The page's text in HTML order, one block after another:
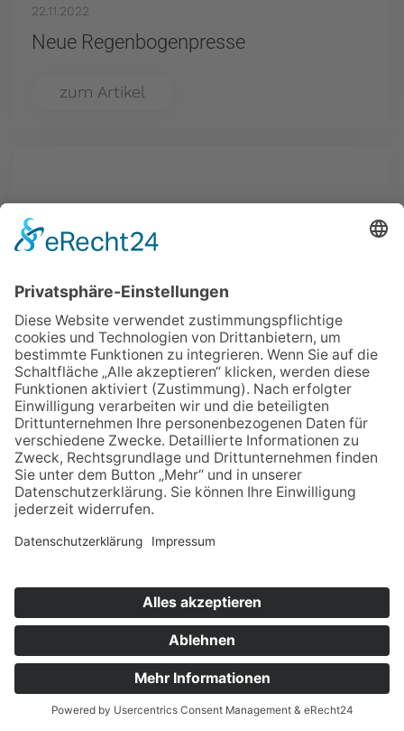
22.11.2022
Neue Regenbogenpresse
zum Artikel
16.11.2022
Einladung zum Adventspunsch
zum Artikel
16.11.2022
Malwettbewerb "Was ist Glück?"
zum Artikel
08.11.2022
Weihnachtsbasar am 02.12.22
zum Artikel